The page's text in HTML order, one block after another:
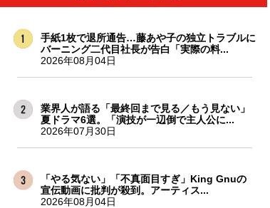
手紙1枚で退所通告…藤あや子の独立トラブルに
バーニング二代目社長が告白「実際の料...
2026年08月04日
業界人が語る「最終回まで見る／もう見ない」
夏ドラマ6選。「演技が一辺倒で主人公に...
2026年07月30日
「やる気ない」「不真面目すぎ」King Gnuの
宣伝動画に批判が殺到。アーティス...
2026年08月04日